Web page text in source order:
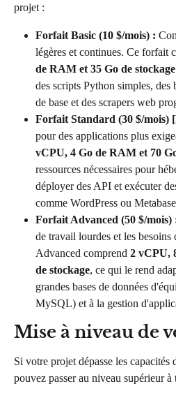
projet :
Forfait Basic (10 $/mois) :
légères et continues. Ce forfait
de RAM et 35 Go de stockage
des scripts Python simples,
de base et des scrapers web
Forfait Standard (30 $/mois)
pour des applications plus
vCPU, 4 Go de RAM et 70
ressources nécessaires pour
déployer des API et exécuter
comme WordPress ou
Forfait Advanced (50 $/mois)
de travail lourdes et les
Advanced comprend 2 vCPU,
de stockage, ce qui le rend
grandes bases de données
MySQL) et à la gestion
Mise à niveau de
Si votre projet dépasse les
pouvez passer au niveau supérieur à